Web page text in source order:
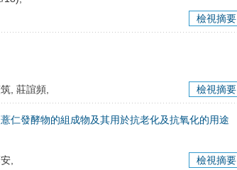
檢視摘要
, 莊誼頻,
檢視摘要
仁發酵物的組成物及其用於抗老化及抗氧化的用途
,
檢視摘要